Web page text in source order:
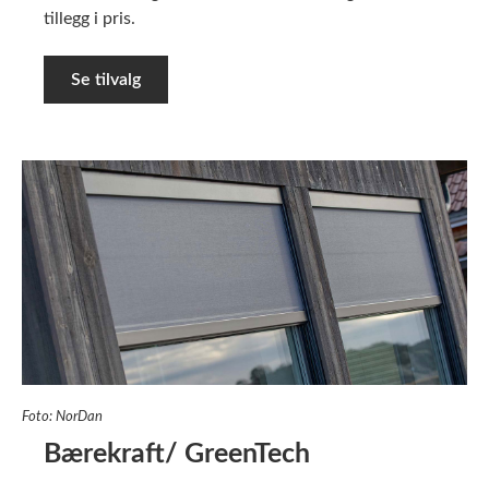
tillegg i pris.
Se tilvalg
Foto: NorDan
Bærekraft/ GreenTech